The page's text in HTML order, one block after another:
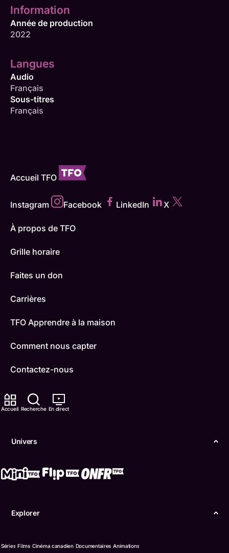
Accueil Recherche En direct
Univers
Explorer
Séries Films Cinéma canadien Documentaires Animations
Information
Année de production
2022
Langues
Audio
Français
Sous-titres
Français
Accueil TFO
Instagram Facebook LinkedIn X
À propos de TFO
Grille horaire
Faites un don
Carrières
TFO Apprendre à la maison
Comment nous capter
Contactez-nous
ONFR
Boukili
Confidentialité
langue française de l’Ontario (TFO) - 2026